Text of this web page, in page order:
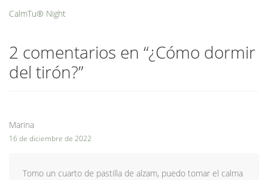
CalmTu® Night
2 comentarios en “¿Cómo dormir
del tirón?”
Marina
16 de diciembre de 2022
Tomo un cuarto de pastilla de alzam, puedo tomar el calma